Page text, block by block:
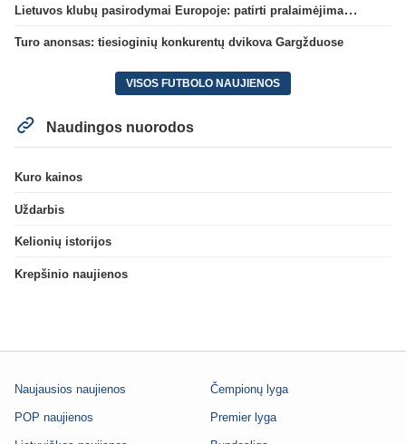
Lietuvos klubų pasirodymai Europoje: patirti pralaimėjimai Kroatijos atstovams
Turo anonsas: tiesioginių konkurentų dvikova Gargžduose
VISOS FUTBOLO NAUJIENOS
Naudingos nuorodos
Kuro kainos
Uždarbis
Kelionių istorijos
Krepšinio naujienos
Naujausios naujienos
POP naujienos
Čempionų lyga
Premier lyga